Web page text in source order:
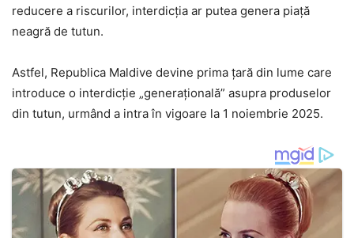
reducere a riscurilor, interdicţia ar putea genera piaţă
neagră de tutun.
Astfel, Republica Maldive devine prima ţară din lume care
introduce o interdicţie „generaţională” asupra produselor
din tutun, urmând a intra în vigoare la 1 noiembrie 2025.